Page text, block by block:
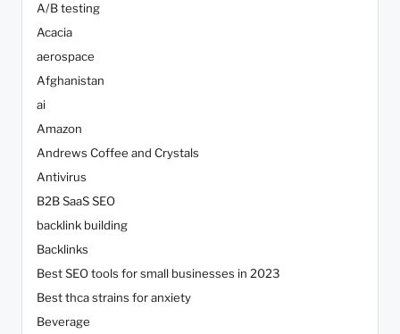
A/B testing
Acacia
aerospace
Afghanistan
ai
Amazon
Andrews Coffee and Crystals
Antivirus
B2B SaaS SEO
backlink building
Backlinks
Best SEO tools for small businesses in 2023
Best thca strains for anxiety
Beverage